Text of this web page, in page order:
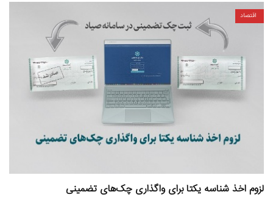
اقتصاد
لزوم اخذ شناسه یکتا برای واگذاری چک‌های تضمینی